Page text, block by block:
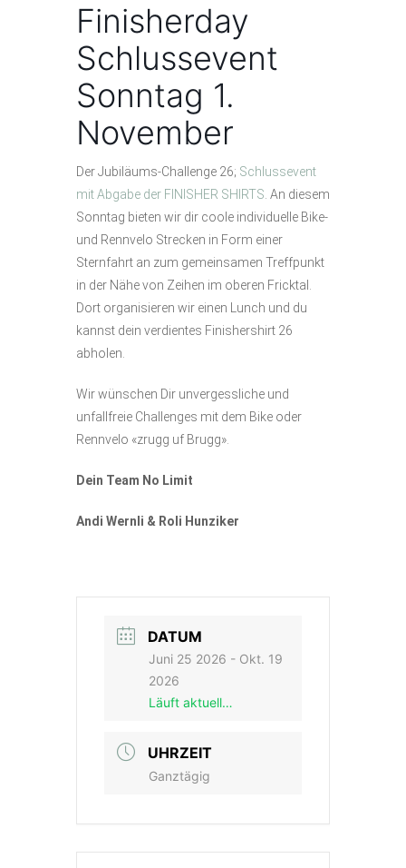
Finisherday
Schlussevent
Sonntag 1.
November
Der Jubiläums-Challenge 26; Schlussevent
mit Abgabe der FINISHER SHIRTS. An diesem
Sonntag bieten wir dir coole individuelle Bike-
und Rennvelo Strecken in Form einer
Sternfahrt an zum gemeinsamen Treffpunkt
in der Nähe von Zeihen im oberen Fricktal.
Dort organisieren wir einen Lunch und du
kannst dein verdientes Finishershirt 26
abholen.
Wir wünschen Dir unvergessliche und
unfallfreie Challenges mit dem Bike oder
Rennvelo «zrugg uf Brugg».
Dein Team No Limit
Andi Wernli & Roli Hunziker
DATUM
Juni 25 2026 - Okt. 19
2026
Läuft aktuell…
UHRZEIT
Ganztägig